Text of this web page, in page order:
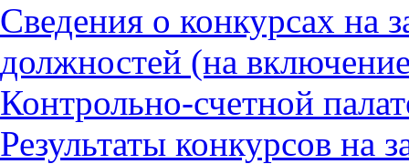
Сведения о конкурсах на
должностей (на
Контрольно-счетной
Результаты конкурсов на